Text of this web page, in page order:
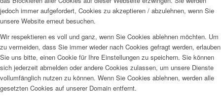
jedoch immer aufgefordert, Cookies zu akzeptieren / abzulehnen, wenn Sie
unsere Website erneut besuchen.
Wir respektieren es voll und ganz, wenn Sie Cookies ablehnen möchten. Um
zu vermeiden, dass Sie immer wieder nach Cookies gefragt werden, erlauben
Sie uns bitte, einen Cookie für Ihre Einstellungen zu speichern. Sie können
sich jederzeit abmelden oder andere Cookies zulassen, um unsere Dienste
vollumfänglich nutzen zu können. Wenn Sie Cookies ablehnen, werden alle
gesetzten Cookies auf unserer Domain entfernt.